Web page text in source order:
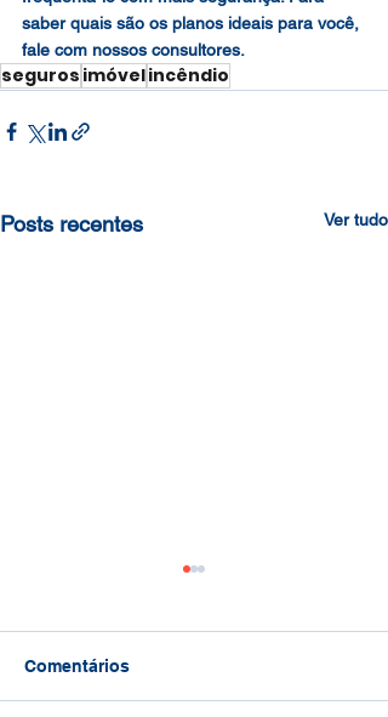
saber quais são os planos ideais para você,
fale com nossos consultores.
seguros imóvelincêndio
Posts recentes Ver tudo
Comentários